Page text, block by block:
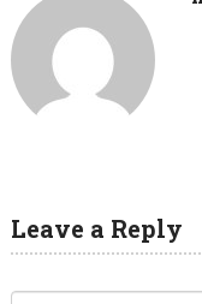
Leave a Reply